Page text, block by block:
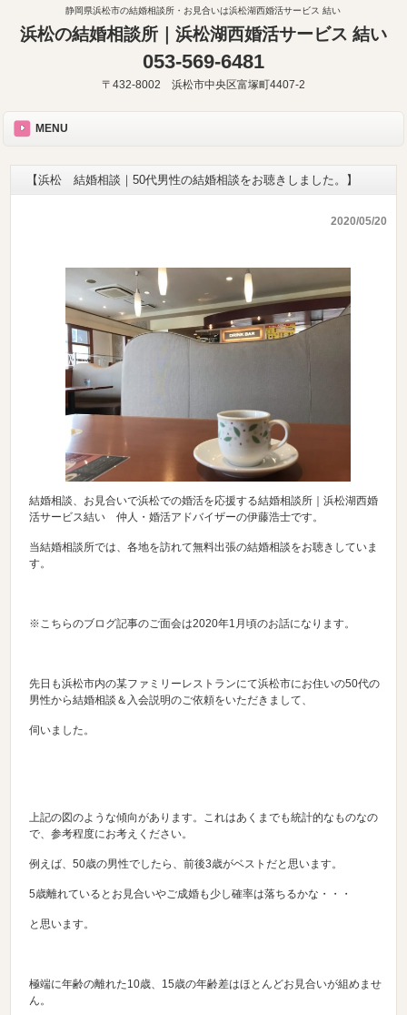
静岡県浜松市の結婚相談所・お見合いは浜松湖西婚活サービス 結い
浜松の結婚相談所｜浜松湖西婚活サービス 結い
053-569-6481
〒432-8002 浜松市中央区富塚町4407-2
MENU
【浜松 結婚相談｜50代男性の結婚相談をお聴きしました。】
2020/05/20
結婚相談、お見合いで浜松での婚活を応援する結婚相談所｜浜松湖西婚
活サービス結い 仲人・婚活アドバイザーの伊藤浩士です。
当結婚相談所では、各地を訪れて無料出張の結婚相談をお聴きしていま
す。
※こちらのブログ記事のご面会は2020年1月頃のお話になります。
先日も浜松市内の某ファミリーレストランにて浜松市にお住いの50代の
男性から結婚相談＆入会説明のご依頼をいただきまして、
伺いました。
上記の図のような傾向があります。これはあくまでも統計的なものなの
で、参考程度にお考えください。
例えば、50歳の男性でしたら、前後3歳がベストだと思います。
5歳離れているとお見合いやご成婚も少し確率は落ちるかな・・・
と思います。
極端に年齢の離れた10歳、15歳の年齢差はほとんどお見合いが組めませ
ん。